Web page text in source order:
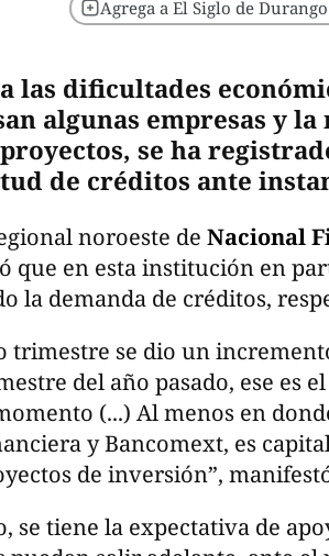
Agrega a El Siglo de
las dificultades
algunas empresas y
se ha
de créditos ante
noroeste de Nacional
que en esta institución en
la demanda de créditos,
trimestre se dio un
del año pasado, ese es
(...) Al menos en
y Bancomext, es
de inversión”,
se tiene la expectativa de